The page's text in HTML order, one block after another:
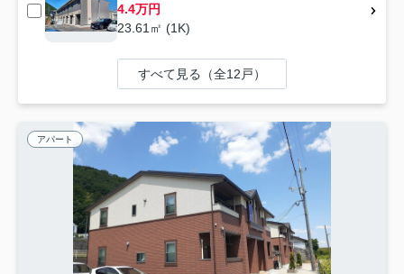
4.4万円
23.61㎡ (1K)
すべて見る（全12戸）
アパート